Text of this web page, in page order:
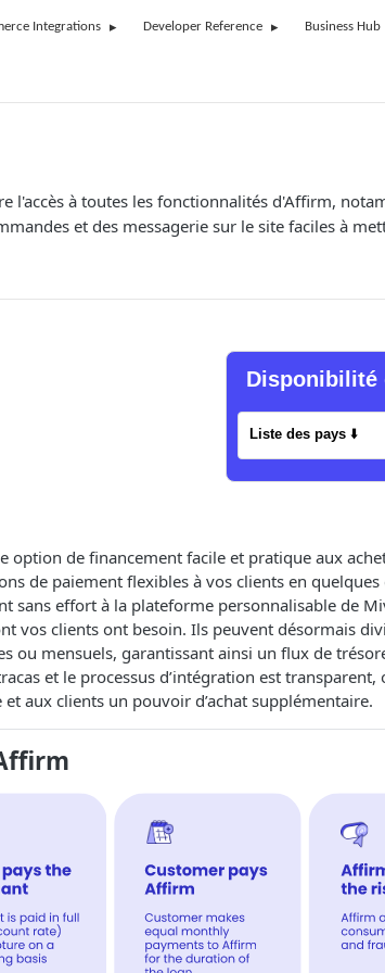
Integrations Developer Reference Business Hub
l'accès à toutes les fonctionnalités d'Affirm,
et des messagerie sur le site faciles à
Disponibilité
Liste des pays ⬇️
de financement facile et pratique aux
de paiement flexibles à vos clients en quelques
sans effort à la plateforme personnalisable de
vos clients ont besoin. Ils peuvent désormais
ou mensuels, garantissant ainsi un flux de
et le processus d’intégration est
aux clients un pouvoir d’achat supplémentaire.